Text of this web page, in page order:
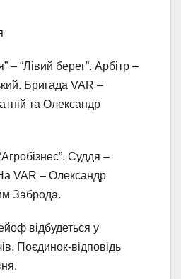
– “Лівий берег”. Арбітр –
Бригада VAR –
та Олександр
Суддя –
VAR – Олександр
Заброда.
відбудеться у
Поєдинок-відповідь